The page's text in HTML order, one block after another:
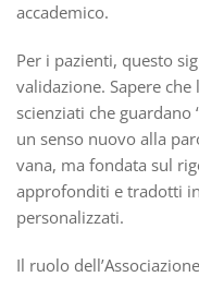
accademico.
Per i pazienti, questo
validazione. Sapere
scienziati che guardano
un senso nuovo alla
vana, ma fondata sul
approfonditi e tradotti
personalizzati.
Il ruolo